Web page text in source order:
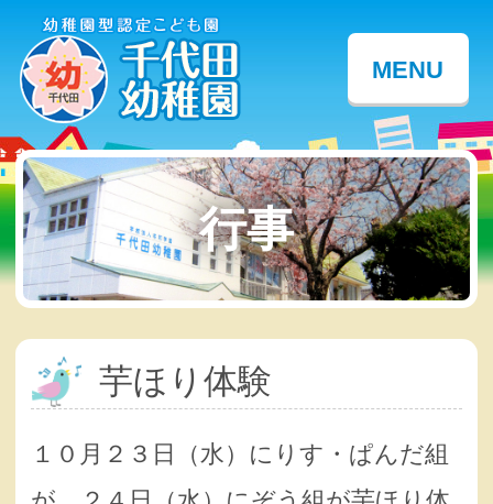
MENU
行事
芋ほり体験
１０月２３日（水）にりす・ぱんだ組